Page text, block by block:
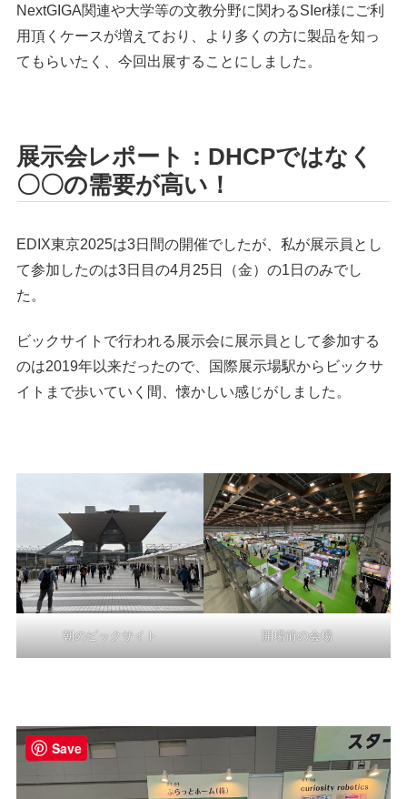
NextGIGA関連や大学等の文教分野に関わるSIer様にご利
用頂くケースが増えており、より多くの方に製品を知っ
てもらいたく、今回出展することにしました。
展示会レポート：DHCPではなく
〇〇の需要が高い！
EDIX東京2025は3日間の開催でしたが、私が展示員とし
て参加したのは3日目の4月25日（金）の1日のみでし
た。
ビックサイトで行われる展示会に展示員として参加する
のは2019年以来だったので、国際展示場駅からビックサ
イトまで歩いていく間、懐かしい感じがしました。
朝のビックサイト 開場前の会場
Save